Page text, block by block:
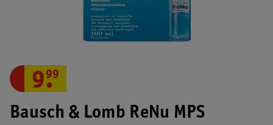
Bausch & Lomb ReNu MPS
9.
99